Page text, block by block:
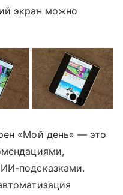
экран можно
«Мой день» — это
подсказками.